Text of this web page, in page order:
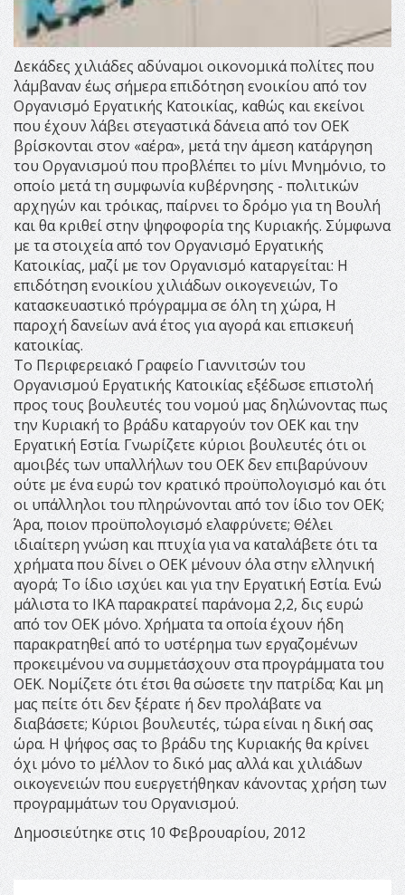
Δεκάδες χιλιάδες αδύναμοι οικονομικά πολίτες που
λάμβαναν έως σήμερα επιδότηση ενοικίου από τον
Οργανισμό Εργατικής Κατοικίας, καθώς και εκείνοι
που έχουν λάβει στεγαστικά δάνεια από τον ΟΕΚ
βρίσκονται στον «αέρα», μετά την άμεση κατάργηση
του Οργανισμού που προβλέπει το μίνι Μνημόνιο, το
οποίο μετά τη συμφωνία κυβέρνησης - πολιτικών
αρχηγών και τρόικας, παίρνει το δρόμο για τη Βουλή
και θα κριθεί στην ψηφοφορία της Κυριακής. Σύμφωνα
με τα στοιχεία από τον Οργανισμό Εργατικής
Κατοικίας, μαζί με τον Οργανισμό καταργείται: Η
επιδότηση ενοικίου χιλιάδων οικογενειών, Το
κατασκευαστικό πρόγραμμα σε όλη τη χώρα, Η
παροχή δανείων ανά έτος για αγορά και επισκευή
κατοικίας.
Το Περιφερειακό Γραφείο Γιαννιτσών του
Οργανισμού Εργατικής Κατοικίας εξέδωσε επιστολή
προς τους βουλευτές του νομού μας δηλώνοντας πως
την Κυριακή το βράδυ καταργούν τον ΟΕΚ και την
Εργατική Εστία. Γνωρίζετε κύριοι βουλευτές ότι οι
αμοιβές των υπαλλήλων του ΟΕΚ δεν επιβαρύνουν
ούτε με ένα ευρώ τον κρατικό προϋπολογισμό και ότι
οι υπάλληλοι του πληρώνονται από τον ίδιο τον ΟΕΚ;
Άρα, ποιον προϋπολογισμό ελαφρύνετε; Θέλει
ιδιαίτερη γνώση και πτυχία για να καταλάβετε ότι τα
χρήματα που δίνει ο ΟΕΚ μένουν όλα στην ελληνική
αγορά; Το ίδιο ισχύει και για την Εργατική Εστία. Ενώ
μάλιστα το ΙΚΑ παρακρατεί παράνομα 2,2, δις ευρώ
από τον ΟΕΚ μόνο. Χρήματα τα οποία έχουν ήδη
παρακρατηθεί από το υστέρημα των εργαζομένων
προκειμένου να συμμετάσχουν στα προγράμματα του
ΟΕΚ. Νομίζετε ότι έτσι θα σώσετε την πατρίδα; Και μη
μας πείτε ότι δεν ξέρατε ή δεν προλάβατε να
διαβάσετε; Κύριοι βουλευτές, τώρα είναι η δική σας
ώρα. Η ψήφος σας το βράδυ της Κυριακής θα κρίνει
όχι μόνο το μέλλον το δικό μας αλλά και χιλιάδων
οικογενειών που ευεργετήθηκαν κάνοντας χρήση των
προγραμμάτων του Οργανισμού.
Δημοσιεύτηκε στις 10 Φεβρουαρίου, 2012